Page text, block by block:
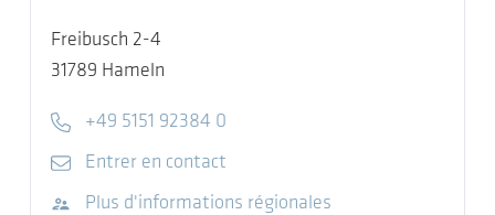
Freibusch 2-4
31789 Hameln
Telephone
+49 5151 92384 0
E-mailEntrer en contact
Visitez le site Web
Plus d'informations régionales